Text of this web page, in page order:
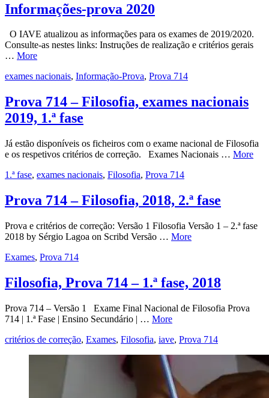
Informações-prova 2020
O IAVE atualizou as informações para os exames de 2019/2020.
Consulte-as nestes links: Instruções de realização e critérios gerais
… More
exames nacionais, Informação-Prova, Prova 714
Prova 714 – Filosofia, exames nacionais
2019, 1.ª fase
Já estão disponíveis os ficheiros com o exame nacional de Filosofia
e os respetivos critérios de correção. Exames Nacionais … More
1.ª fase, exames nacionais, Filosofia, Prova 714
Prova 714 – Filosofia, 2018, 2.ª fase
Prova e critérios de correção: Versão 1 Filosofia Versão 1 – 2.ª fase
2018 by Sérgio Lagoa on Scribd Versão … More
Exames, Prova 714
Filosofia, Prova 714 – 1.ª fase, 2018
Prova 714 – Versão 1 Exame Final Nacional de Filosofia Prova
714 | 1.ª Fase | Ensino Secundário | … More
critérios de correção, Exames, Filosofia, iave, Prova 714